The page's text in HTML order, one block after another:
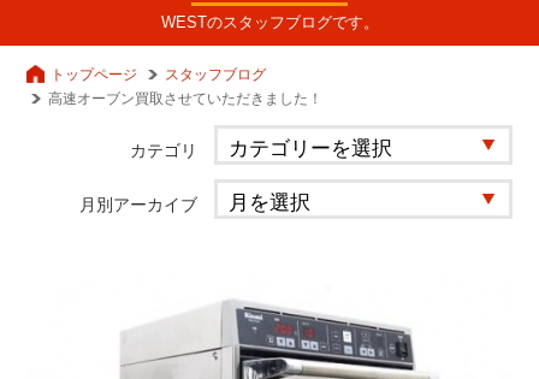
WESTのスタッフブログです。
トップページ
スタッフブログ
高速オーブン買取させていただきました！
カテゴリ
月別アーカイブ